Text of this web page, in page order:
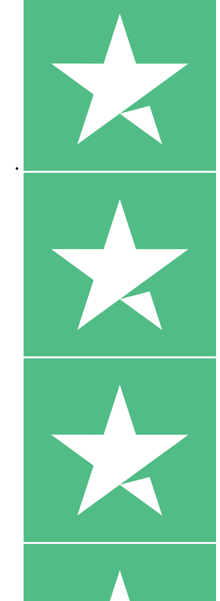
Pacchetti di Crediti Individuali
Paga a consumo con crediti di download. Nessun impegno
1 Download
10
US$1500
10 Download
20